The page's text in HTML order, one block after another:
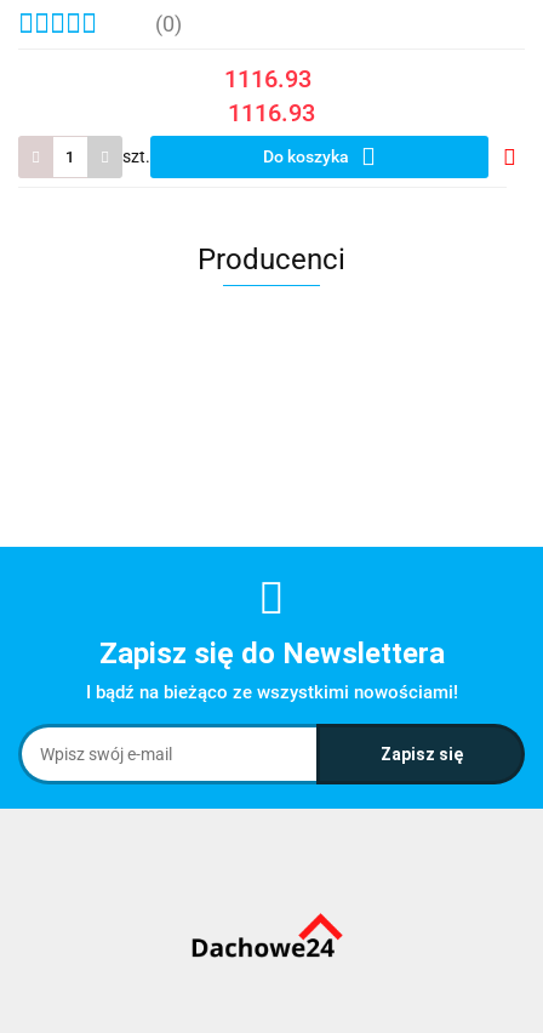
(0)
1116.93
1116.93
szt. Do koszyka
Producenci
Zapisz się do Newslettera
I bądź na bieżąco ze wszystkimi nowościami!